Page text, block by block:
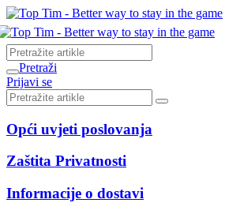
Pretraži
Prijavi se
Opći uvjeti poslovanja
Zaštita Privatnosti
Informacije o dostavi